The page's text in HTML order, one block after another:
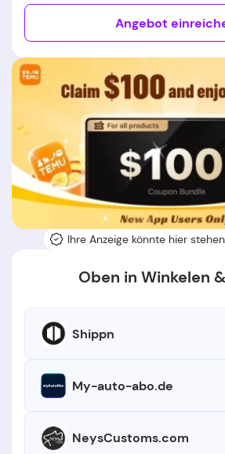
Angebot
Ihre Anzeige könnte hier stehen
Oben in Winkelen
Shippn
My-auto-abo.de
NeysCustoms.com